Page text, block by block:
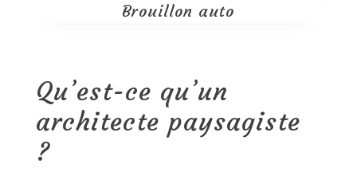
Brouillon auto
Qu’est-ce qu’un
architecte paysagiste
?